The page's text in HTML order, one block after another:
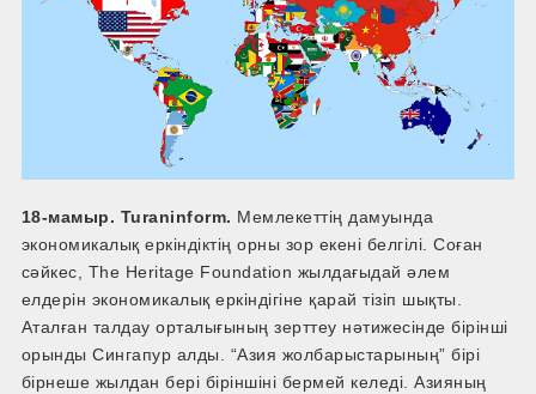
18-мамыр. Turaninform. Мемлекеттің дамуында
экономикалық еркіндіктің орны зор екені белгілі. Соған
сәйкес, The Heritage Foundation жылдағыдай әлем
елдерін экономикалық еркіндігіне қарай тізіп шықты.
Аталған талдау орталығының зерттеу нәтижесінде бірінші
орынды Сингапур алды. “Азия жолбарыстарының” бірі
бірнеше жылдан бері біріншіні бермей келеді. Азияның